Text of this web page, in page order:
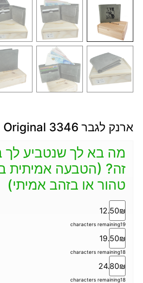
ארנק לגבר 3346 Rudi Original
מה בא לך שנטביע לך
זה? (הטבעה אמיתית
טהור או בזהב אמיתי)
12.50₪
19
characters remaining
19.50₪
18
characters remaining
24.80₪
18
characters remaining